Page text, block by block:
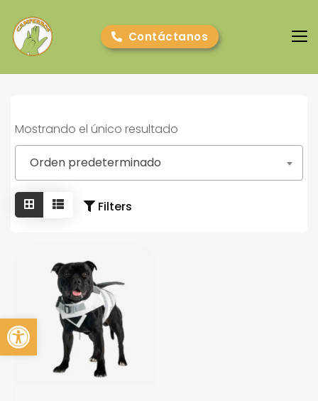
Abrir barra de herramientas
Contáctanos
Camperros
Cursos online
E-book gratuito
Nosotros
Mostrando el único resultado
Orden predeterminado
Filters